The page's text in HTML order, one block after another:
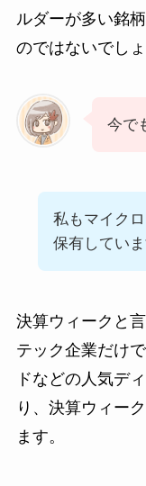
ルダーが多い銘
のではないでしょ
今で
私もマイク
保有していま
決算ウィークと
テック企業だけ
ドなどの人気デ
り、決算ウィー
ます。